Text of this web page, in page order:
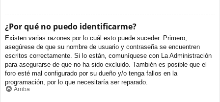
¿Por qué no puedo identificarme?
Existen varias razones por lo cuál esto puede suceder. Primero,
asegúrese de que su nombre de usuario y contraseña se encuentren
escritos correctamente. Si lo están, comuníquese con La Administración
para asegurarse de que no ha sido excluido. También es posible que el
foro esté mal configurado por su dueño y/o tenga fallos en la
programación, por lo que necesitaría ser reparado.
Arriba